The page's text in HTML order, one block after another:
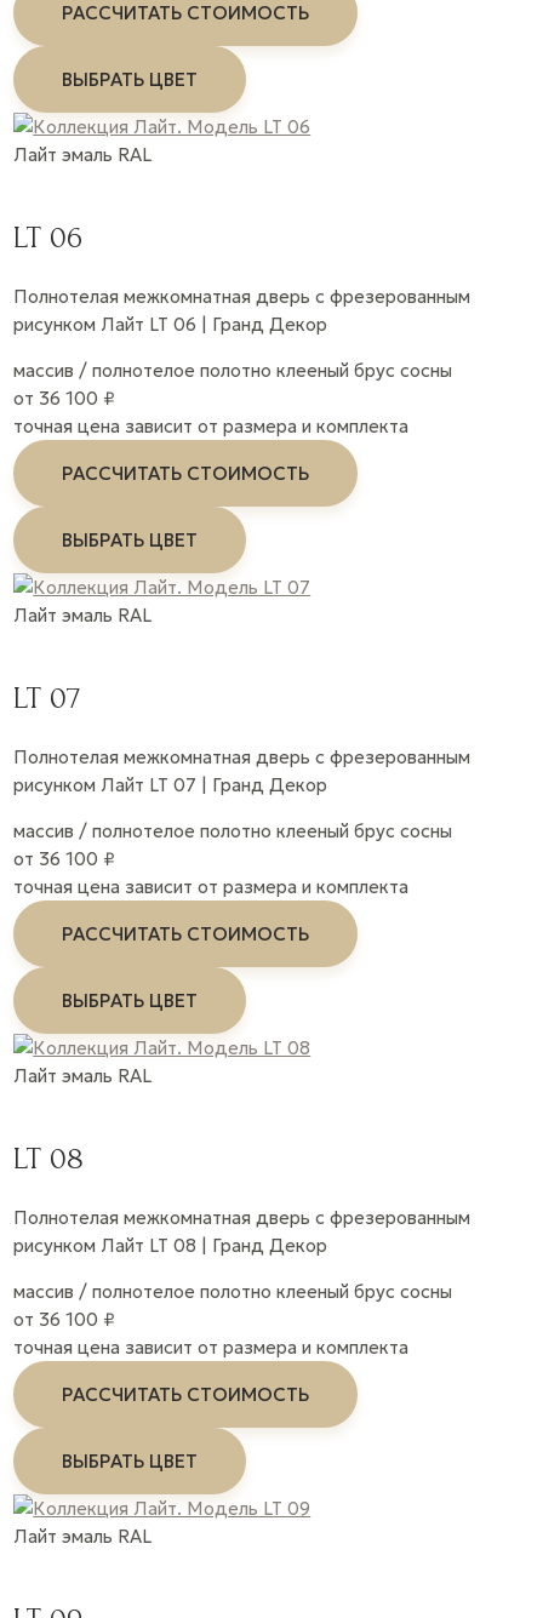
РАССЧИТАТЬ СТОИМОСТЬ
ВЫБРАТЬ ЦВЕТ
Лайт эмаль RAL
LT 06
Полнотелая межкомнатная дверь с фрезерованным
рисунком Лайт LT 06 | Гранд Декор
массив / полнотелое полотно клееный брус сосны
от 36 100 ₽
точная цена зависит от размера и комплекта
РАССЧИТАТЬ СТОИМОСТЬ
ВЫБРАТЬ ЦВЕТ
Лайт эмаль RAL
LT 07
Полнотелая межкомнатная дверь с фрезерованным
рисунком Лайт LT 07 | Гранд Декор
массив / полнотелое полотно клееный брус сосны
от 36 100 ₽
точная цена зависит от размера и комплекта
РАССЧИТАТЬ СТОИМОСТЬ
ВЫБРАТЬ ЦВЕТ
Лайт эмаль RAL
LT 08
Полнотелая межкомнатная дверь с фрезерованным
рисунком Лайт LT 08 | Гранд Декор
массив / полнотелое полотно клееный брус сосны
от 36 100 ₽
точная цена зависит от размера и комплекта
РАССЧИТАТЬ СТОИМОСТЬ
ВЫБРАТЬ ЦВЕТ
Лайт эмаль RAL